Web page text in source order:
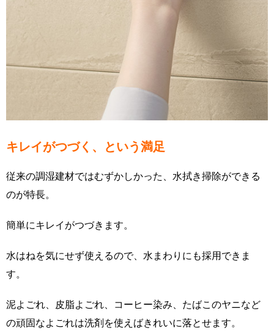
キレイがつづく、という満足
従来の調湿建材ではむずかしかった、水拭き掃除ができる
のが特長。
簡単にキレイがつづきます。
水はねを気にせず使えるので、水まわりにも採用できま
す。
泥よごれ、皮脂よごれ、コーヒー染み、たばこのヤニなど
の頑固なよごれは洗剤を使えばきれいに落とせます。